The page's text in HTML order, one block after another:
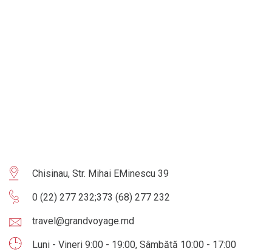
Chisinau, Str. Mihai EMinescu 39
0 (22) 277 232;373 (68) 277 232
travel@grandvoyage.md
Luni - Vineri 9:00 - 19:00, Sâmbătă 10:00 - 17:00